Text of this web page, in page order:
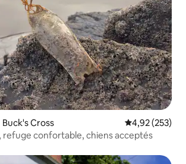
Buck's Cross Évaluation
4,92 (253)
refuge confortable, chiens acceptés